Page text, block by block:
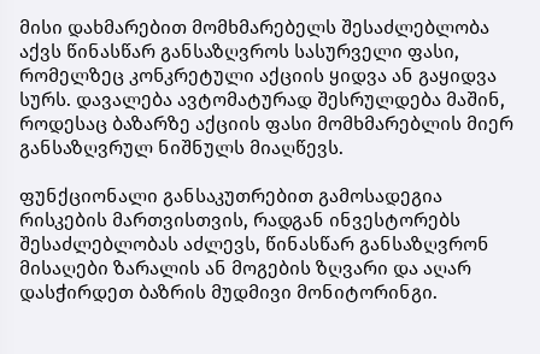
მისი დახმარებით მომხმარებელს შესაძლებლობა
აქვს წინასწარ განსაზღვროს სასურველი ფასი,
რომელზეც კონკრეტული აქციის ყიდვა ან გაყიდვა
სურს. დავალება ავტომატურად შესრულდება მაშინ,
როდესაც ბაზარზე აქციის ფასი მომხმარებლის მიერ
განსაზღვრულ ნიშნულს მიაღწევს.
ფუნქციონალი განსაკუთრებით გამოსადეგია
რისკების მართვისთვის, რადგან ინვესტორებს
შესაძლებლობას აძლევს, წინასწარ განსაზღვრონ
მისაღები ზარალის ან მოგების ზღვარი და აღარ
დასჭირდეთ ბაზრის მუდმივი მონიტორინგი.